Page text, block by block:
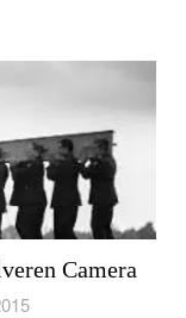
Camera